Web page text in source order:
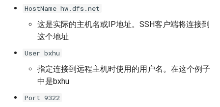
HostName hw.dfs.net
这是实际的主机名或IP地址。SSH客户端将连接到
这个地址
User bxhu
指定连接到远程主机时使用的用户名。在这个例子
中是bxhu
Port 9322